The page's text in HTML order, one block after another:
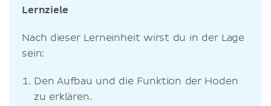
Lernziele
Nach dieser Lerneinheit wirst du in der Lage
sein:
Den Aufbau und die Funktion der Hoden
zu erklären.